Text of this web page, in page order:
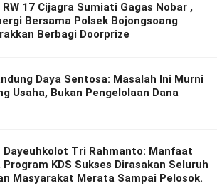
RW 17 Cijagra Sumiati Gagas Nobar ,
Bersama Polsek Bojongsoang
Berbagi Doorprize
Daya Sentosa: Masalah Ini Murni
Usaha, Bukan Pengelolaan Dana
Dayeuhkolot Tri Rahmanto: Manfaat
Program KDS Sukses Dirasakan Seluruh
Masyarakat Merata Sampai Pelosok.